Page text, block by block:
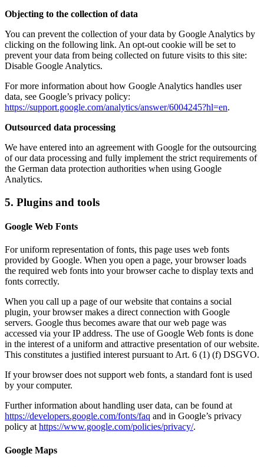
Objecting to the collection of data
You can prevent the collection of your data by Google Analytics by
clicking on the following link. An opt-out cookie will be set to
prevent your data from being collected on future visits to this site:
Disable Google Analytics.
For more information about how Google Analytics handles user
data, see Google’s privacy policy:
https://support.google.com/analytics/answer/6004245?hl=en.
Outsourced data processing
We have entered into an agreement with Google for the outsourcing
of our data processing and fully implement the strict requirements of
the German data protection authorities when using Google
Analytics.
5. Plugins and tools
Google Web Fonts
For uniform representation of fonts, this page uses web fonts
provided by Google. When you open a page, your browser loads
the required web fonts into your browser cache to display texts and
fonts correctly.
When you call up a page of our website that contains a social
plugin, your browser makes a direct connection with Google
servers. Google thus becomes aware that our web page was
accessed via your IP address. The use of Google Web fonts is done
in the interest of a uniform and attractive presentation of our website.
This constitutes a justified interest pursuant to Art. 6 (1) (f) DSGVO.
If your browser does not support web fonts, a standard font is used
by your computer.
Further information about handling user data, can be found at
https://developers.google.com/fonts/faq and in Google’s privacy
policy at https://www.google.com/policies/privacy/.
Google Maps